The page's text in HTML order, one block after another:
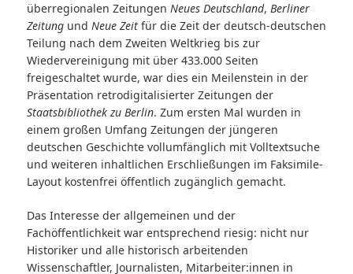
überregionalen Zeitungen Neues Deutschland, Berliner
Zeitungund Neue Zeitfür die Zeit der deutsch-deutschen
Teilung nach dem Zweiten Weltkrieg bis zur
Wiedervereinigung mit über 433.000 Seiten
freigeschaltet wurde, war dies ein Meilenstein in der
Präsentation retrodigitalisierter Zeitungen der
Staatsbibliothek zu Berlin. Zum ersten Mal wurden in
einem großen Umfang Zeitungen der jüngeren
deutschen Geschichte vollumfänglich mit Volltextsuche
und weiteren inhaltlichen Erschließungen im Faksimile-
Layout kostenfrei öffentlich zugänglich gemacht.
Das Interesse der allgemeinen und der
Fachöffentlichkeit war entsprechend riesig: nicht nur
Historiker und alle historisch arbeitenden
Wissenschaftler, Journalisten, Mitarbeiter:innen in